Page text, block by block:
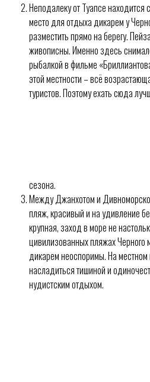
Неподалеку от Туапсе находится
место для отдыха дикарем у
разместить прямо на берегу.
живописны. Именно здесь
рыбалкой в фильме
этой местности – всё
туристов. Поэтому ехать сюда
сезона.
Между Джанхотом и
пляж, красивый и на удивление
крупная, заход в море не
цивилизованных пляжах
дикарем неоспоримы. На
насладиться тишиной и
нудистским отдыхом.